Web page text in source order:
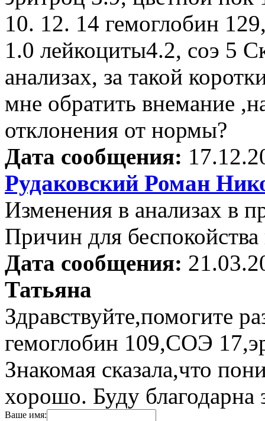
10. 12. 14 гемоглобин
1.0 лейкоциты4.2, соэ 5
анализах, за такой
мне обратить внемание
отклонения от нормы?
Дата сообщения:
Рудаковский Роман
Изменения в анализах в
Причин для беспокойства
Дата сообщения:
Татьяна
Здравствуйте,помогите
гемоглобин 109,СОЭ
Знакомая сказала,что
хорошо. Буду благодарна
Ваше имя: